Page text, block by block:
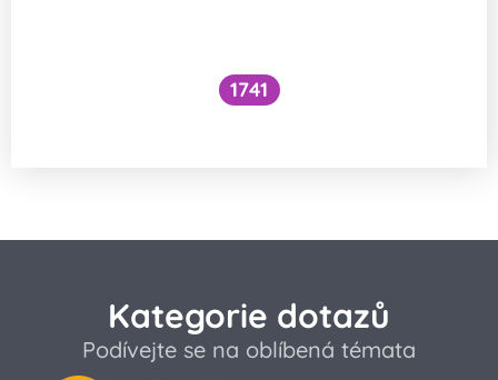
1741
Kategorie dotazů
Podívejte se na oblíbená témata